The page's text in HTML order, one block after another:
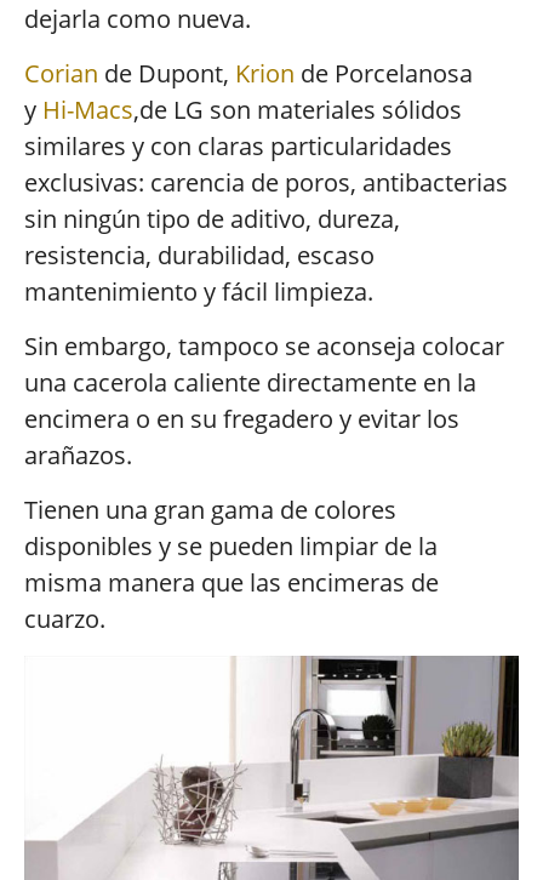
dejarla como nueva.
Corian de Dupont, Krion de Porcelanosa
y Hi-Macs,de LG son materiales sólidos
similares y con claras particularidades
exclusivas: carencia de poros, antibacterias
sin ningún tipo de aditivo, dureza,
resistencia, durabilidad, escaso
mantenimiento y fácil limpieza.
Sin embargo, tampoco se aconseja colocar
una cacerola caliente directamente en la
encimera o en su fregadero y evitar los
arañazos.
Tienen una gran gama de colores
disponibles y se pueden limpiar de la
misma manera que las encimeras de
cuarzo.